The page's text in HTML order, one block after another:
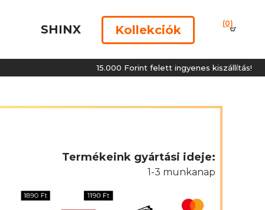
SHINX Kollekciók (0)
15.000 Forint felett ingyenes kiszállítás!
Termékeink gyártási ideje:
1-3 munkanap